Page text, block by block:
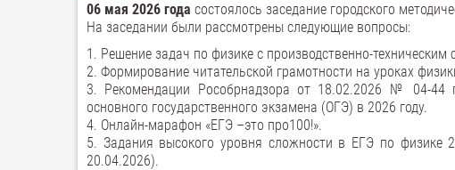
06 мая 2026 года состоялось заседание городского
На заседании были рассмотрены следующие вопросы:
1. Решение задач по физике с производственно-техническим
2. Формирование читательской грамотности на уроках
3. Рекомендации Рособрнадзора от 18.02.2026 № 04-44
основного государственного экзамена (ОГЭ) в 2026 году.
4. Онлайн-марафон «ЕГЭ –это про100!».
5. Задания высокого уровня сложности в ЕГЭ по физике
20.04.2026).